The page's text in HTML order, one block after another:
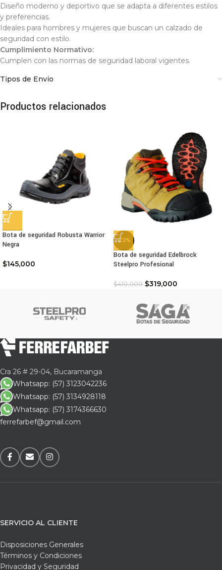
Diseño moderno y deportivo que se adapta a diferentes estilos
y preferencias.
Ideales para hombres y mujeres que buscan un calzado de
seguridad con estilo.
Cumplimiento Normativo:
Cumplen con las normas de seguridad laboral vigentes.
Tipos de Envio
Productos relacionados
Bota de seguridad Robusta Warrior
Negra
$145,000
-22%
Bota de seguridad Edelbrock
Steelpro Profesional
$410,000 $319,000
Cra 26 # 29-04, Bucaramanga
Whatsapp: (57) 3123042236
Whatsapp: (57) 3134928118
Whatsapp: (57) 3174366630
ferrefarbef@gmail.com
SERVICIO AL CLIENTE
Disposiciones Generales
Términos y Condiciones
Privacidad y Seguridad